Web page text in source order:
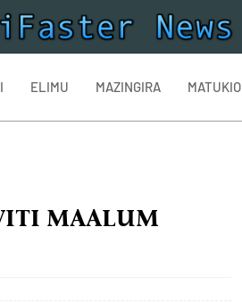
ELIMU MAZINGIRA MATUKIO
MAALUM